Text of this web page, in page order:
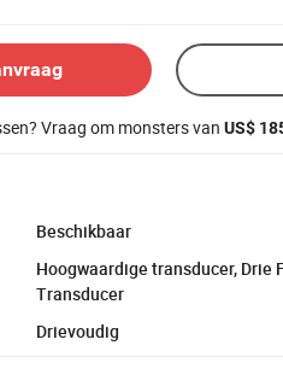
Vraag om monsters van US$
Beschikbaar
Hoogwaardige transducer, Drie
Transducer
Drievoudig